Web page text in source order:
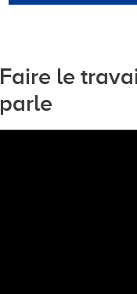
Faire le
parle